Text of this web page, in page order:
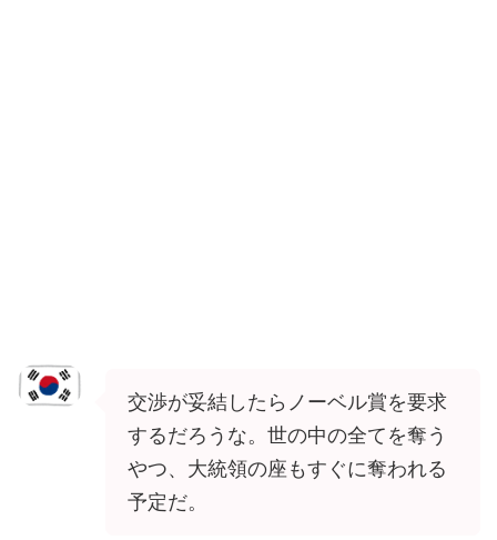
交渉が妥結したらノーベル賞を要求
するだろうな。世の中の全てを奪う
やつ、大統領の座もすぐに奪われる
予定だ。